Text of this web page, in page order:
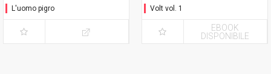
L'uomo pigro Volt vol. 1
EBOOK
DISPONIBILE